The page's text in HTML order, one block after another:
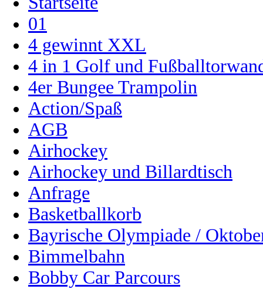
01
4 gewinnt XXL
4 in 1 Golf und
4er Bungee Trampolin
Action/Spaß
AGB
Airhockey
Airhockey und Billardtisch
Anfrage
Basketballkorb
Bayrische Olympiade /
Bimmelbahn
Bobby Car Parcours